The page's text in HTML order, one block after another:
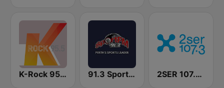
K-Rock 95.5 FM 91.3 SportFM 2SER 107.3 FM